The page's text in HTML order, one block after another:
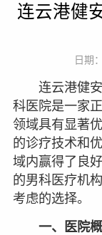
连云港健
日期
连云港健安
科医院是一家
领域具有显著
的诊疗技术和
域内赢得了良
的男科医疗机
考虑的选择。
一、医院